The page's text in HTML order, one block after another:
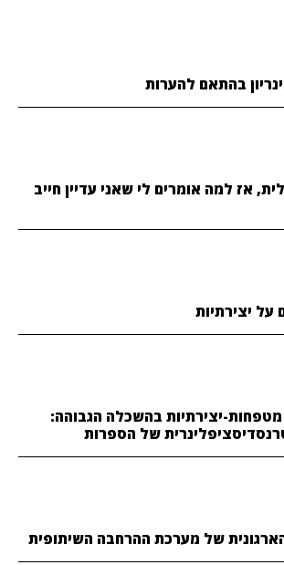
בהתאם להערות
אז למה אומרים לי שאני עדיין חייב
על יצירתיות
מטפחות-יצירתיות בהשכלה הגבוהה:
של הספרות
של מערכת ההרחבה השיתופית